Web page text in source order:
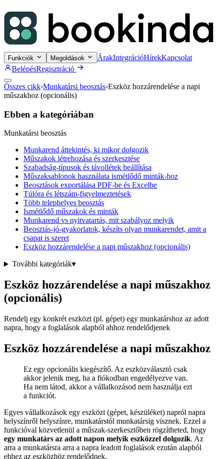
Funkciók Megoldások ÁrakIntegrációHírekKapcsolat
BelépésRegisztráció
Összes cikk›Munkatársi beosztás›Eszköz hozzárendelése a napi
műszakhoz (opcionális)
Ebben a kategóriában
Munkatársi beosztás
Munkarend áttekintés, ki mikor dolgozik
Műszakok létrehozása és szerkesztése
Szabadság-típusok és távollétek beállítása
Műszaksablonok használata ismétlődő minták-hoz
Beosztások exportálása PDF-be és Excelbe
Túlóra és létszám-figyelmeztetések
Több telephelyes beosztás
Ismétlődő műszakok és minták
Munkarend vs nyitvatartás, mit szabályoz melyik
Beosztás-jó-gyakorlatok, készíts olyan munkarendet, amit a
csapat is szeret
Eszköz hozzárendelése a napi műszakhoz (opcionális)
További kategóriák▾
Eszköz hozzárendelése a napi műszakhoz
(opcionális)
Rendelj egy konkrét eszközt (pl. gépet) egy munkatárshoz az adott
napra, hogy a foglalások alapból ahhoz rendelődjenek
Eszköz hozzárendelése a napi műszakhoz
Ez egy opcionális kiegészítő. Az eszközválasztó csak
akkor jelenik meg, ha a fiókodban engedélyezve van.
Ha nem látod, akkor a vállalkozásod nem használja ezt
a funkciót.
Egyes vállalkozások egy eszközt (gépet, készüléket) napról napra
helyszínről helyszínre, munkatárstól munkatársig visznek. Ezzel a
funkcióval közvetlenül a műszak-szerkesztőben rögzítheted, hogy
egy munkatárs az adott napon melyik eszközzel dolgozik. Az
arra a munkatársra arra a napra leadott foglalások ezután alapból
ehhez az eszközhöz rendelődnek.